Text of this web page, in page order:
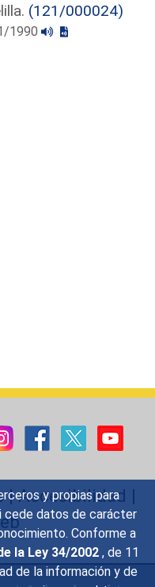
y propias para
cede datos de carácter
Conforme a
la Ley 34/2002 , de 11
de la información y de
(121/000024)
1990
|Accesibilidad |